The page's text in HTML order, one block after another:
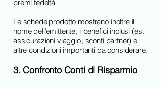
premi fedeltà
Le schede prodotto mostrano inoltre il
nome dell’emittente, i benefici inclusi (es.
assicurazioni viaggio, sconti partner) e
altre condizioni importanti da considerare.
3. Confronto Conti di Risparmio